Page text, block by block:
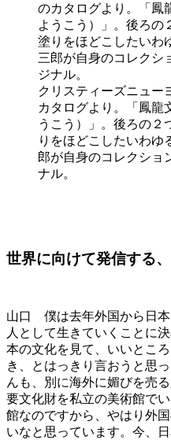
クリスティーズニュー
カタログより。「鳳龍
うこう）」。後ろの２
りをほどこしたいわゆ
郎が自身のコレクショ
ナル。
世界に向けて発信する
山口 僕は去年外国から日本
人として生きていくことに
本の文化を見て、いいとこ
き、とはっきり言おうと思
んも、別に海外に媚びを売
要文化財を私立の美術館で
館なのですから、やはり外
いなと思っています。今、